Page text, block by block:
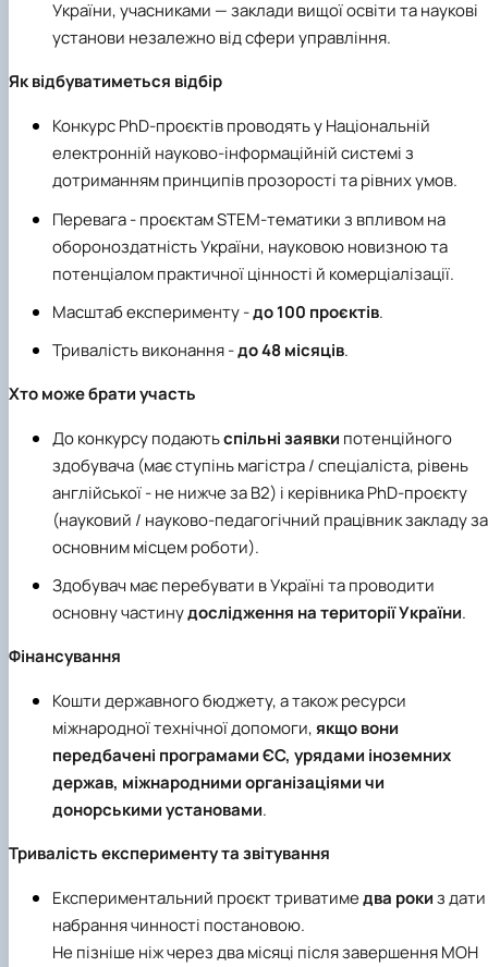
України, учасниками — заклади вищої освіти та наукові
установи незалежно від сфери управління.
Як відбуватиметься відбір
Конкурс PhD-проєктів проводять у Національній
електронній науково-інформаційній системі з
дотриманням принципів прозорості та рівних умов.
Перевага - проєктам STEM-тематики з впливом на
обороноздатність України, науковою новизною та
потенціалом практичної цінності й комерціалізації.
Масштаб експерименту -до 100 проєктів.
Тривалість виконання -до 48 місяців.
Хто може брати участь
До конкурсу подаютьспільні заявки потенційного
здобувача (має ступінь магістра / спеціаліста, рівень
англійської - не нижче за B2) і керівника PhD-проєкту
(науковий / науково-педагогічний працівник закладу за
основним місцем роботи).
Здобувач має перебувати в Україні та проводити
основну частинудослідження на території України.
Фінансування
Кошти державного бюджету, а також ресурси
міжнародної технічної допомоги,якщо вони
передбачені програмами ЄС, урядами іноземних
держав, міжнародними організаціями чи
донорськими установами.
Тривалість експерименту та звітування
Експериментальний проєкт триватимедва рокиз дати
набрання чинності постановою.
Не пізніше ніж через два місяці після завершення МОН